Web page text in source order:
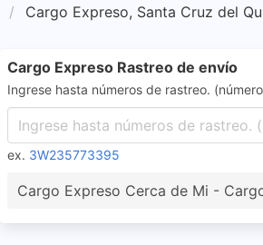
Cargo Expreso, Santa Cruz del
Cargo Expreso Rastreo de envío
Ingrese hasta números de rastreo.
ex. 3W235773395
Cargo Expreso Cerca de Mi -